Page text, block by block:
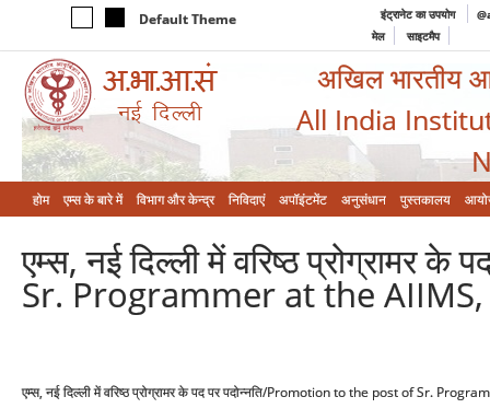
Default Theme इंट्रानेट का उपयोग
मेल
साइटमैप
अखिल भारतीय
All India
होम एम्‍स के बारे में विभाग और केन्‍द्र निविदाएं अपॉइंटमेंट अनुसंधान पुस्तकालय
एम्स, नई दिल्ली में वरिष्ठ
Sr. Programmer at the
एम्स, नई दिल्ली में वरिष्ठ प्रोग्रामर के पद पर पदोन्नति/Promotion to the post of Sr.